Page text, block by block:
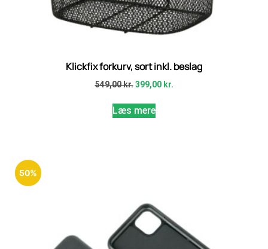
Klickfix forkurv, sort inkl. beslag
549,00kr. 399,00 kr.
Læs mere
50%